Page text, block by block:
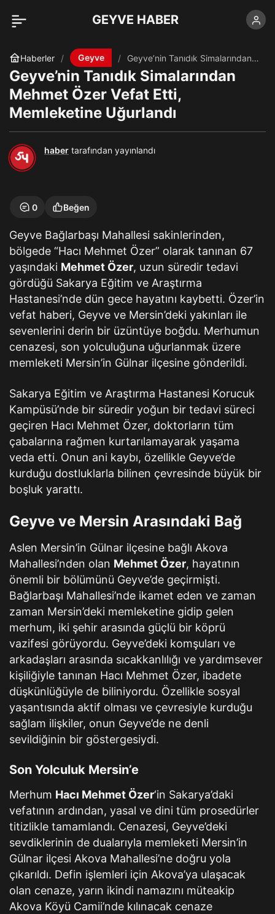
GEYVE HABER
Haberler Geyve
Geyve’nin Tanıdık Simalarından
Mehmet Özer Vefat Etti,
Memleketine Uğurlandı
Geyve’nin Tanıdık Simalarından
Mehmet Özer Vefat Etti,
Memleketine Uğurlandı
haber tarafından yayınlandı
0 Beğen
Geyve Bağlarbaşı Mahallesi sakinlerinden,
bölgede “Hacı Mehmet Özer” olarak tanınan 67
yaşındaki Mehmet Özer, uzun süredir tedavi
gördüğü Sakarya Eğitim ve Araştırma
Hastanesi’nde dün gece hayatını kaybetti. Özer’in
vefat haberi, Geyve ve Mersin’deki yakınları ile
sevenlerini derin bir üzüntüye boğdu. Merhumun
cenazesi, son yolculuğuna uğurlanmak üzere
memleketi Mersin’in Gülnar ilçesine gönderildi.
Sakarya Eğitim ve Araştırma Hastanesi Korucuk
Kampüsü’nde bir süredir yoğun bir tedavi süreci
geçiren Hacı Mehmet Özer, doktorların tüm
çabalarına rağmen kurtarılamayarak yaşama
veda etti. Onun ani kaybı, özellikle Geyve’de
kurduğu dostluklarla bilinen çevresinde büyük bir
boşluk yarattı.
Geyve ve Mersin Arasındaki Bağ
Aslen Mersin’in Gülnar ilçesine bağlı Akova
Mahallesi’nden olan Mehmet Özer, hayatının
önemli bir bölümünü Geyve’de geçirmişti.
Bağlarbaşı Mahallesi’nde ikamet eden ve zaman
zaman Mersin’deki memleketine gidip gelen
merhum, iki şehir arasında güçlü bir köprü
vazifesi görüyordu. Geyve’deki komşuları ve
arkadaşları arasında sıcakkanlılığı ve yardımsever
kişiliğiyle tanınan Hacı Mehmet Özer, ibadete
düşkünlüğüyle de biliniyordu. Özellikle sosyal
yaşantısında aktif olması ve çevresiyle kurduğu
sağlam ilişkiler, onun Geyve’de ne denli
sevildiğinin bir göstergesiydi.
Son Yolculuk Mersin’e
Merhum Hacı Mehmet Özer‘in Sakarya’daki
vefatının ardından, yasal ve dini tüm prosedürler
titizlikle tamamlandı. Cenazesi, Geyve’deki
sevdiklerinin de dualarıyla memleketi Mersin’in
Gülnar ilçesi Akova Mahallesi’ne doğru yola
çıkarıldı. Defin işlemleri için Akova’ya ulaşacak
olan cenaze, yarın ikindi namazını müteakip
Akova Köyü Camii’nde kılınacak cenaze